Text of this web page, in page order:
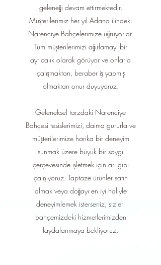
geleneği devam ettirmektedir.
Müşterilerimiz her yıl Adana ilindeki
Narenciye Bahçelerimize uğruyorlar.
Tüm müşterilerimizi ağırlamayı bir
ayrıcalık olarak görüyor ve onlarla
çalışmaktan, beraber iş yapmış
olmaktan onur duyuyoruz.
Geleneksel tarzdaki Narenciye
Bahçesi tesislerimizi, daima gururla ve
müşterilerimize harika bir deneyim
sunmak üzere büyük bir saygı
çerçevesinde işletmek için arı gibi
çalışıyoruz. Taptaze ürünler satın
almak veya doğayı en iyi haliyle
deneyimlemek isterseniz, sizleri
bahçemizdeki hizmetlerimizden
faydalanmaya bekliyoruz.